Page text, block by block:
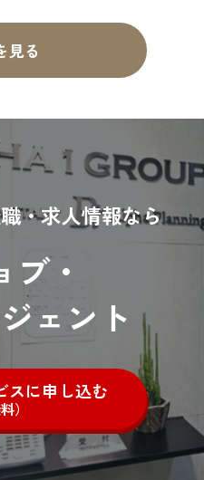
見る
・求人情報なら
・
ェント
スに申し込む
）